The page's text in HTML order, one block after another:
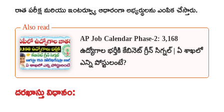
రాత పరీక్ష మరియు ఇంటర్వ్యూ ఆధారంగా అభ్యర్థులను ఎంపిక చేస్తారు.
AP Job Calendar Phase-2: 3,168
ఉద్యోగాల భర్తీకి కేబినెట్ గ్రీన్ సిగ్నల్ | ఏ శాఖలో
ఎన్ని పోస్టులంటే?
దరఖాస్తు విధానం: